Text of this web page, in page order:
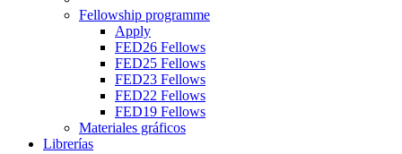
Fellowship programme
Apply
FED26 Fellows
FED25 Fellows
FED23 Fellows
FED22 Fellows
FED19 Fellows
Materiales gráficos
Librerías